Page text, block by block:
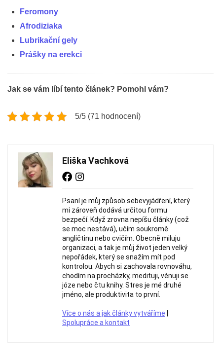
Feromony
Afrodiziaka
Lubrikační gely
Prášky na erekci
Jak se vám líbí tento článek? Pomohl vám?
5/5 (71 hodnocení)
Eliška Vachková
Psaní je můj způsob sebevyjádření, který
mi zároveň dodává určitou formu
bezpečí. Když zrovna nepíšu články (což
se moc nestává), učím soukromě
angličtinu nebo cvičím. Obecně miluju
organizaci, a tak je můj život jeden velký
nepořádek, který se snažím mít pod
kontrolou. Abych si zachovala rovnováhu,
chodím na procházky, medituji, věnuji se
józe nebo čtu knihy. Stres je mé druhé
jméno, ale produktivita to první.
Více o nás a jak články vytváříme
Spolupráce a kontakt